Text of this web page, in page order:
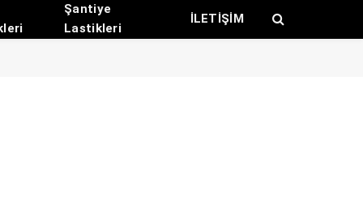
Şantiye
Lastikleri
İLETİŞİM